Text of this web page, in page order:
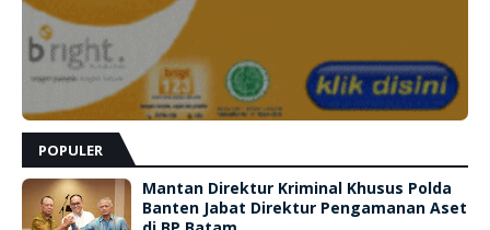
POPULER
Mantan Direktur Kriminal Khusus Polda
Banten Jabat Direktur Pengamanan Aset